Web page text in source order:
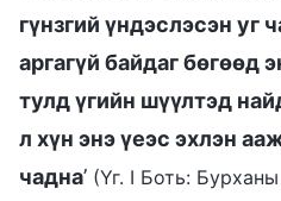
гүнзгий үндэслэсэн уг
аргагүй байдаг бөгөөд
тулд үгийн шүүлтэд
л хүн энэ үеэс эхлэн
чадна’ (Үг. I Боть: